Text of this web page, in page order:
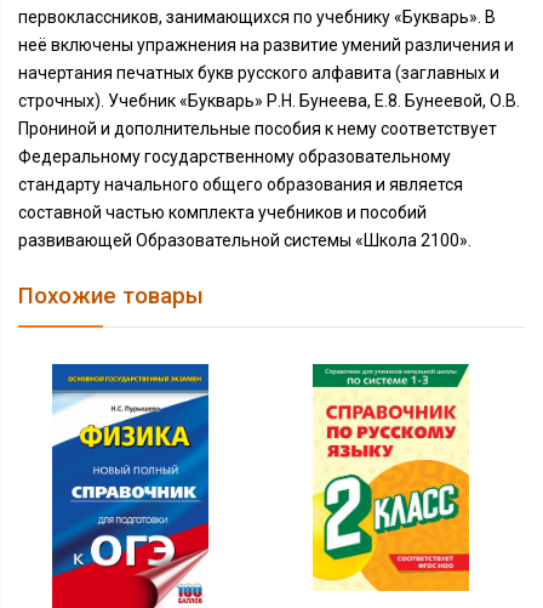
первоклассников, занимающихся по учебнику «Букварь». В
неё включены упражнения на развитие умений различения и
начертания печатных букв русского алфавита (заглавных и
строчных). Учебник «Букварь» Р.Н. Бунеева, Е.8. Бунеевой, О.В.
Прониной и дополнительные пособия к нему соответствует
Федеральному государственному образовательному
стандарту начального общего образования и является
составной частью комплекта учебников и пособий
развивающей Образовательной системы «Школа 2100».
Похожие товары